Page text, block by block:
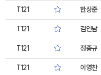
T121 한상준
T121 김인남
T121 정종규
T121 이영찬